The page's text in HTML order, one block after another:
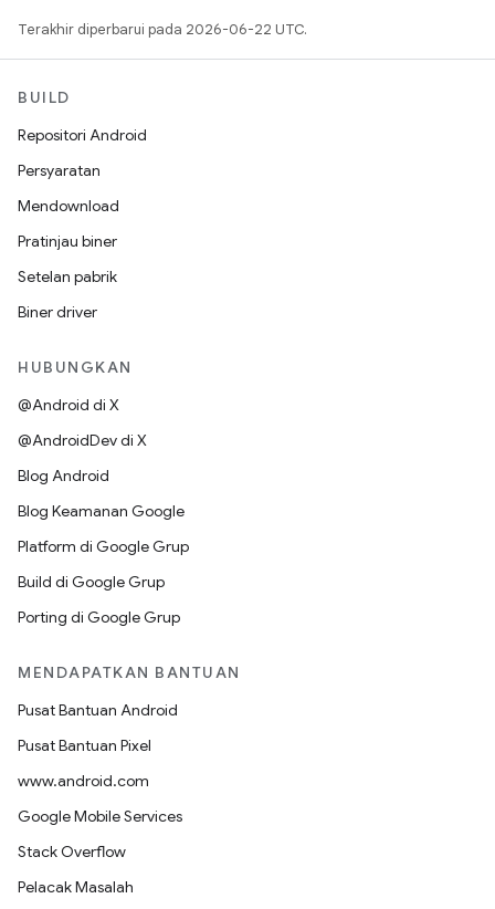
Terakhir diperbarui pada 2026-06-22 UTC.
BUILD
Repositori Android
Persyaratan
Mendownload
Pratinjau biner
Setelan pabrik
Biner driver
HUBUNGKAN
@Android di X
@AndroidDev di X
Blog Android
Blog Keamanan Google
Platform di Google Grup
Build di Google Grup
Porting di Google Grup
MENDAPATKAN BANTUAN
Pusat Bantuan Android
Pusat Bantuan Pixel
www.android.com
Google Mobile Services
Stack Overflow
Pelacak Masalah